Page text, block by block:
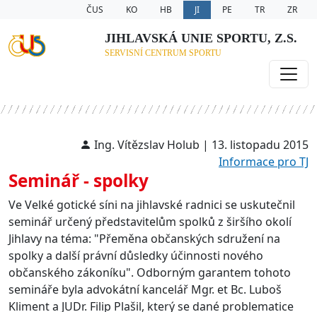
ČUS KO HB JI PE TR ZR
JIHLAVSKÁ UNIE SPORTU, Z.S.
SERVISNÍ CENTRUM SPORTU
Ing. Vítězslav Holub | 13. listopadu 2015
Informace pro TJ
Seminář - spolky
Ve Velké gotické síni na jihlavské radnici se uskutečnil
seminář určený představitelům spolků z širšího okolí
Jihlavy na téma: "Přeměna občanských sdružení na
spolky a další právní důsledky účinnosti nového
občanského zákoníku". Odborným garantem tohoto
semináře byla advokátní kancelář Mgr. et Bc. Luboš
Kliment a JUDr. Filip Plašil, který se dané problematice